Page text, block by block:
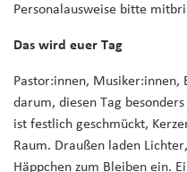
Personalausweise bitte
Das wird euer Tag
Pastor:innen,
darum, diesen Tag
ist festlich geschmückt,
Raum. Draußen laden
Häppchen zum Bleiben ein.